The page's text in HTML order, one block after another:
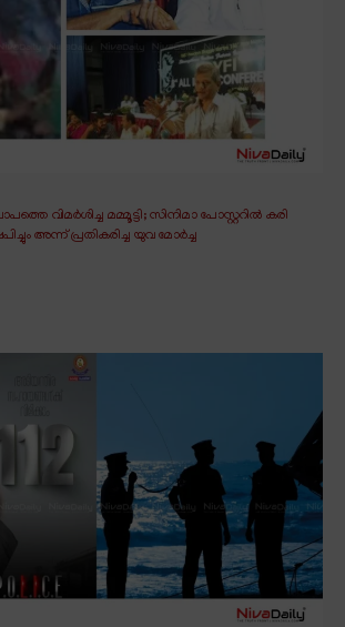
വിമർശിച്ച മമ്മൂട്ടി; സിനിമാ പോസ്റ്ററിൽ കരി
അന്ന് പ്രതികരിച്ച യുവ മോർച്ച